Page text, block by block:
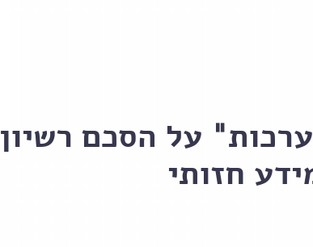
על הסכם רשיון
חזותי